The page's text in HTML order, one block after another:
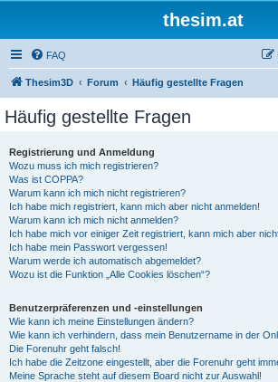
thesim.at
FAQ
Thesim3D Forum Häufig gestellte Fragen
Häufig gestellte Fragen
Registrierung und Anmeldung
Wozu muss ich mich registrieren?
Was ist COPPA?
Warum kann ich mich nicht registrieren?
Ich habe mich registriert, kann mich aber nicht anmelden!
Warum kann ich mich nicht anmelden?
Ich habe mich vor einiger Zeit registriert, kann mich aber
Ich habe mein Passwort vergessen!
Warum werde ich automatisch abgemeldet?
Wozu ist die Funktion „Alle Cookies löschen“?
Benutzerpräferenzen und -einstellungen
Wie kann ich meine Einstellungen ändern?
Wie kann ich verhindern, dass mein Benutzername in der
Die Forenuhr geht falsch!
Ich habe die Zeitzone eingestellt, aber die Forenuhr geht
Meine Sprache steht auf diesem Board nicht zur Auswahl!